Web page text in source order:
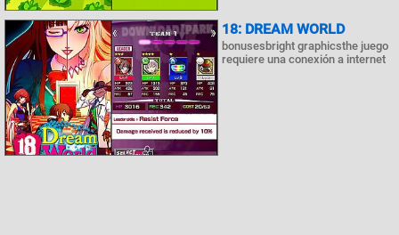
18: DREAM WORLD
bonusesbright graphicsthe juego
requiere una conexión a internet